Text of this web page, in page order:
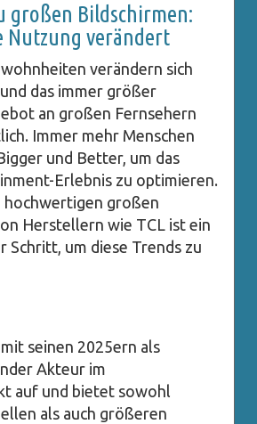
großen Bildschirmen:
Nutzung verändert
verändern sich
das immer größer
an großen Fernsehern
Immer mehr Menschen
und Better, um das
Erlebnis zu optimieren.
hochwertigen großen
Herstellern wie TCL ist ein
Schritt, um diese Trends zu
seinen 2025ern als
Akteur im
auf und bietet sowohl
als auch größeren